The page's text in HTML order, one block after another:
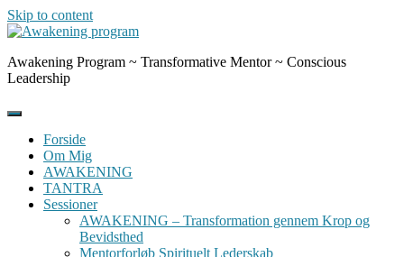
Skip to content
Awakening Program ~ Transformative Mentor ~ Conscious
Leadership
Forside
Om Mig
AWAKENING
TANTRA
Sessioner
AWAKENING – Transformation gennem Krop og
Bevidsthed
Mentorforløb Spirituelt Lederskab